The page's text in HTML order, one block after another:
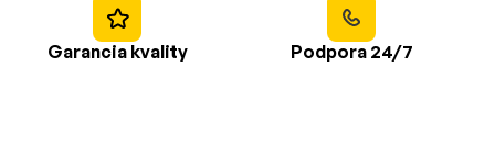
Garancia kvality Podpora 24/7